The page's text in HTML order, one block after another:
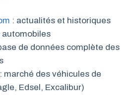
: actualités et historiques
automobiles
de données complète des
: marché des véhicules de
Edsel, Excalibur)